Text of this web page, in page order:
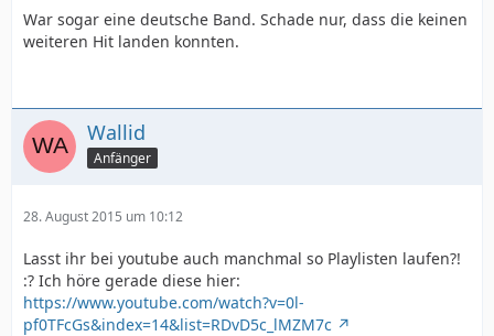
War sogar eine deutsche Band. Schade nur, dass die keinen
weiteren Hit landen konnten.
Wallid
Anfänger
28. August 2015 um 10:12
Lasst ihr bei youtube auch manchmal so Playlisten laufen?!
:? Ich höre gerade diese hier:
https://www.youtube.com/watch?v=0l-
pf0TFcGs&index=14&list=RDvD5c_lMZM7c